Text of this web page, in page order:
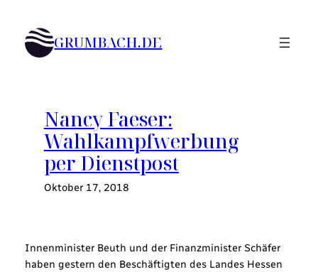
Inhalt
springen GRUMBACH.DE
Nancy Faeser:
Wahlkampfwerbung
per Dienstpost
Oktober 17, 2018
Innenminister Beuth und der Finanzminister Schäfer
haben gestern den Beschäftigten des Landes Hessen